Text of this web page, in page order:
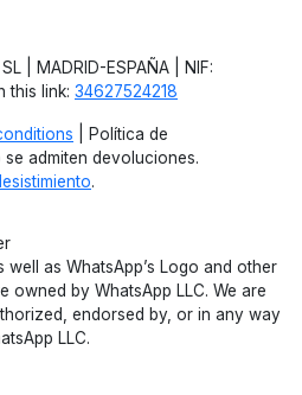
| MADRID-ESPAÑA | NIF:
this link: 34627524218
| Política de
admiten devoluciones.
.
well as WhatsApp’s Logo and other
owned by WhatsApp LLC. We are
endorsed by, or in any way
LLC.